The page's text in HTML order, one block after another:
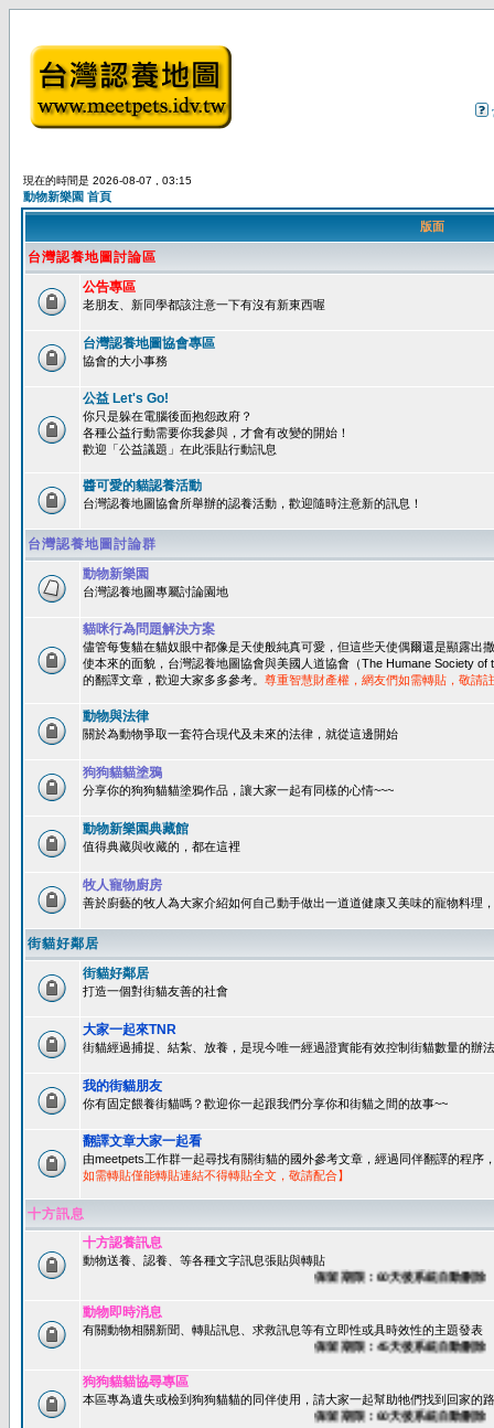
現在的時間是 2026-08-07 , 03:15
動物新樂園 首頁
版面
台灣認養地圖討論區
公告專區
老朋友、新同學都該注意一下有沒有新東西喔
台灣認養地圖協會專區
協會的大小事務
公益 Let's Go!
你只是躲在電腦後面抱怨政府？
各種公益行動需要你我參與，才會有改變的開始！
歡迎「公益議題」在此張貼行動訊息
醬可愛的貓認養活動
台灣認養地圖協會所舉辦的認養活動，歡迎隨時注意新的訊息！
台灣認養地圖討論群
動物新樂園
台灣認養地圖專屬討論園地
貓咪行為問題解決方案
儘管每隻貓在貓奴眼中都像是天使般純真可愛，但這些天使偶爾還是顯露出
使本來的面貌，台灣認養地圖協會與美國人道協會（The Humane Society
的翻譯文章，歡迎大家多多參考。 尊重智慧財產權，網友們如需轉貼，敬請
動物與法律
關於為動物爭取一套符合現代及未來的法律，就從這邊開始
狗狗貓貓塗鴉
分享你的狗狗貓貓塗鴉作品，讓大家一起有同樣的心情~~~
動物新樂園典藏館
值得典藏與收藏的，都在這裡
牧人寵物廚房
善於廚藝的牧人為大家介紹如何自己動手做出一道道健康又美味的寵物料理
街貓好鄰居
街貓好鄰居
打造一個對街貓友善的社會
大家一起來TNR
街貓經過捕捉、結紮、放養，是現今唯一經過證實能有效控制街貓數量的辦
我的街貓朋友
你有固定餵養街貓嗎？歡迎你一起跟我們分享你和街貓之間的故事~~
翻譯文章大家一起看
由meetpets工作群一起尋找有關街貓的國外參考文章，經過同伴翻譯的程序
如需轉貼僅能轉貼連結不得轉貼全文，敬請配合】
十方訊息
十方認養訊息
動物送養、認養、等各種文字訊息張貼與轉貼
保留期限：60天後系統自動刪除
動物即時消息
有關動物相關新聞、轉貼訊息、求救訊息等有立即性或具時效性的主題發表
保留期限：45天後系統自動刪除
狗狗貓貓協尋專區
本區專為遺失或檢到狗狗貓貓的同伴使用，請大家一起幫助牠們找到回家的
保留期限：60天後系統自動刪除